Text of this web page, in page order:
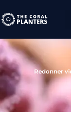
au
contenu
Redonner